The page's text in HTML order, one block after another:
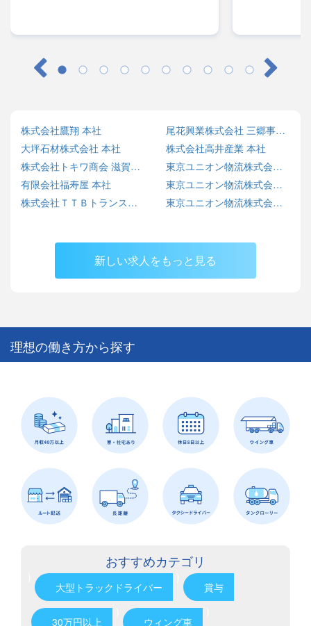
株式会社鷹翔 本社
大坪石材株式会社 本社
株式会社トキワ商会 滋賀事業所
有限会社福寿屋 本社
株式会社ＴＴＢトランス倉庫 神栖営業所
尾花興業株式会社 三郷事業所
株式会社高井産業 本社
東京ユニオン物流株式会社 川口営業所
東京ユニオン物流株式会社 横浜営業所
東京ユニオン物流株式会社 本社営業所
新しい求人をもっと見る
理想の働き方から探す
おすすめカテゴリ
大型トラックドライバー 賞与
30万円以上 ウィング車